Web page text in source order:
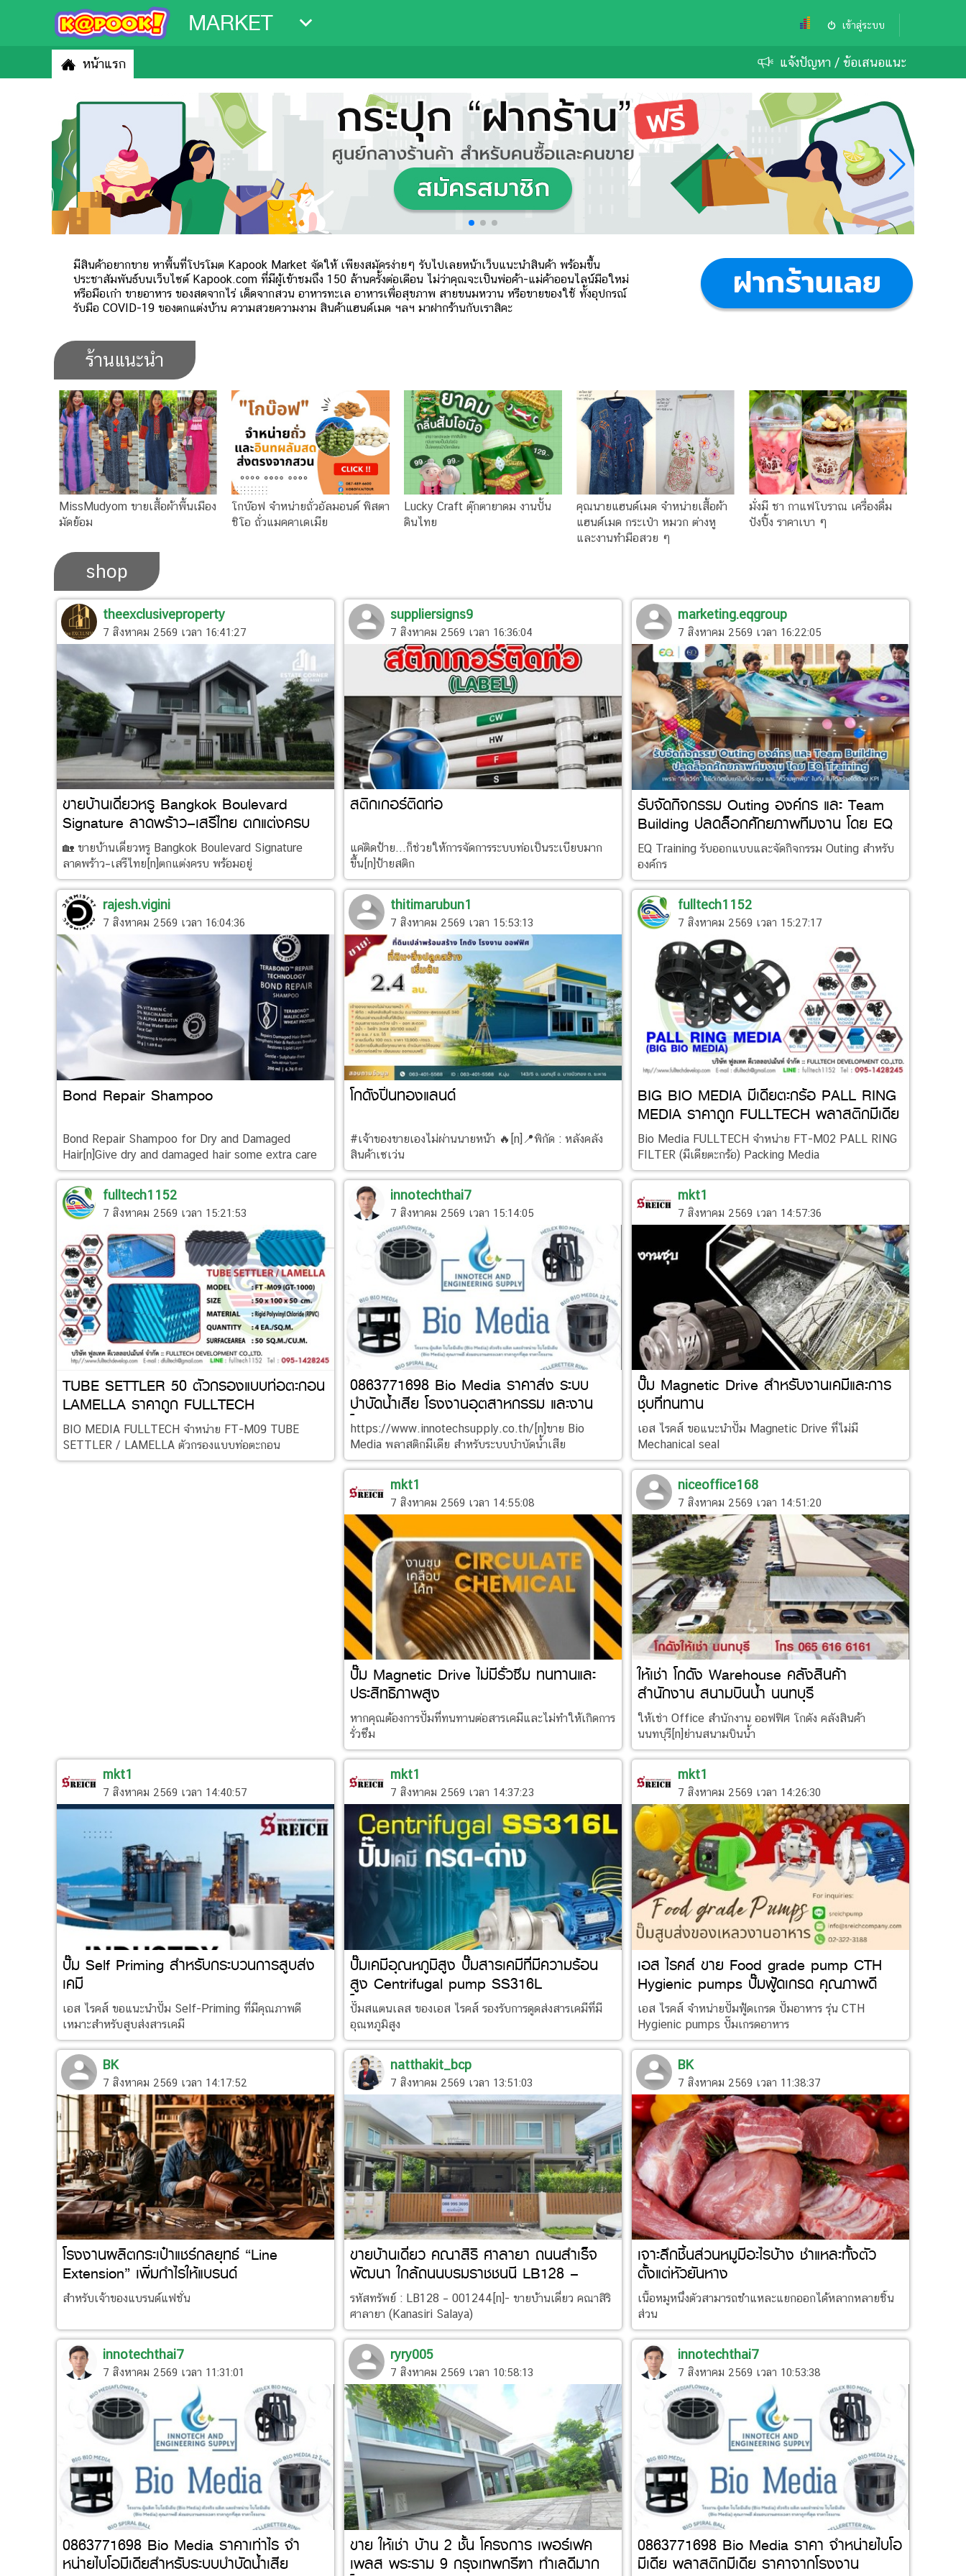
MARKET เข้าสู่ระบบ
หน้าแรก แจ้งปัญหา / ข้อเสนอแนะ
มีสินค้าอยากขาย หาพื้นที่โปรโมต Kapook Market จัดให้ เพียงสมัครง่ายๆ รับไปเลยหน้าเว็บแนะนำสินค้า พร้อมขึ้น
ประชาสัมพันธ์บนเว็บไซต์ Kapook.com ที่มีผู้เข้าชมถึง 150 ล้านครั้งต่อเดือน ไม่ว่าคุณจะเป็นพ่อค้า-แม่ค้าออนไลน์มือใหม่
หรือมือเก๋า ขายอาหาร ของสดจากไร่ เด็ดจากสวน อาหารทะเล อาหารเพื่อสุขภาพ สายขนมหวาน หรือขายของใช้ ทั้งอุปกรณ์
รับมือ COVID-19 ของตกแต่งบ้าน ความสวยความงาม สินค้าแฮนด์เมด ฯลฯ มาฝากร้านกับเราสิคะ
ร้านแนะนำ
MissMudyom ขายเสื้อผ้าพื้นเมือง
มัดย้อม
โกบ๊อฟ จำหน่ายถั่วอัลมอนด์ พิสตา
ชิโอ ถั่วแมคคาเดเมีย
Lucky Craft ตุ๊กตายาดม งานปั้น
ดินไทย
คุณนายแฮนด์เมด จำหน่ายเสื้อผ้า
แฮนด์เมด กระเป๋า หมวก ต่างหู
และงานทำมือสวย ๆ
มั่งมี ชา กาแฟโบราณ เครื่องดื่ม
ปังปิ้ง ราคาเบา ๆ
shop
theexclusiveproperty
7 สิงหาคม 2569 เวลา 16:41:27
ขายบ้านเดี่ยวหรู Bangkok Boulevard
Signature ลาดพร้าว–เสรีไทย ตกแต่งครบ
พร้อมอยู่ บ้านสุดซอย เป
🏡 ขายบ้านเดี่ยวหรู Bangkok Boulevard Signature
ลาดพร้าว–เสรีไทย[n]ตกแต่งครบ พร้อมอยู่
suppliersigns9
7 สิงหาคม 2569 เวลา 16:36:04
สติกเกอร์ติดท่อ
แค่ติดป้าย...ก็ช่วยให้การจัดการระบบท่อเป็นระเบียบมาก
ขึ้น[n]ป้ายสติก
marketing.eqgroup
7 สิงหาคม 2569 เวลา 16:22:05
รับจัดกิจกรรม Outing องค์กร และ Team
Building ปลดล็อกศักยภาพทีมงาน โดย EQ
Training
EQ Training รับออกแบบและจัดกิจกรรม Outing สำหรับ
องค์กร
rajesh.vigini
7 สิงหาคม 2569 เวลา 16:04:36
Bond Repair Shampoo
Bond Repair Shampoo for Dry and Damaged
Hair[n]Give dry and damaged hair some extra care
with a Bond Repair Shampoo designed to cleanse
gently while helping hair feel smoother, softer, and
thitimarubun1
7 สิงหาคม 2569 เวลา 15:53:13
โกดังปิ่นทองแลนด์
#เจ้าของขายเองไม่ผ่านนายหน้า 🔥[n]📍พิกัด : หลังคลัง
สินค้าเซเว่น
fulltech1152
7 สิงหาคม 2569 เวลา 15:27:17
BIG BIO MEDIA มีเดียตะกร้อ PALL RING
MEDIA ราคาถูก FULLTECH พลาสติกมีเดีย
Bio Media FULLTECH จำหน่าย FT-M02 PALL RING
FILTER (มีเดียตะกร้อ) Packing Media
fulltech1152
7 สิงหาคม 2569 เวลา 15:21:53
TUBE SETTLER 50 ตัวกรองแบบท่อตะกอน
LAMELLA ราคาถูก FULLTECH
0951428245
BIO MEDIA FULLTECH จำหน่าย FT-M09 TUBE
SETTLER / LAMELLA ตัวกรองแบบท่อตะกอน
innotechthai7
7 สิงหาคม 2569 เวลา 15:14:05
0863771698 Bio Media ราคาส่ง ระบบ
บำบัดน้ำเสีย โรงงานอุตสาหกรรม และงาน
โครงการ
https://www.innotechsupply.co.th/[n]ขาย Bio
Media พลาสติกมีเดีย สำหรับระบบบำบัดน้ำเสีย
mkt1
7 สิงหาคม 2569 เวลา 14:57:36
ปั๊ม Magnetic Drive สำหรับงานเคมีและการ
ชุบที่ทนทาน
เอส ไรคส์ ขอแนะนำปั๊ม Magnetic Drive ที่ไม่มี
Mechanical seal
mkt1
7 สิงหาคม 2569 เวลา 14:55:08
ปั๊ม Magnetic Drive ไม่มีรั่วซึม ทนทานและ
ประสิทธิภาพสูง
หากคุณต้องการปั๊มที่ทนทานต่อสารเคมีและไม่ทำให้เกิดการ
รั่วซึม
niceoffice168
7 สิงหาคม 2569 เวลา 14:51:20
ให้เช่า โกดัง Warehouse คลังสินค้า
สำนักงาน สนามบินน้ำ นนทบุรี
ให้เช่า Office สำนักงาน ออฟฟิศ โกดัง คลังสินค้า
นนทบุรี[n]ย่านสนามบินน้ำ
mkt1
7 สิงหาคม 2569 เวลา 14:40:57
ปั๊ม Self Priming สำหรับกระบวนการสูบส่ง
เคมี
เอส ไรคส์ ขอแนะนำปั๊ม Self-Priming ที่มีคุณภาพดี
เหมาะสำหรับสูบส่งสารเคมี
mkt1
7 สิงหาคม 2569 เวลา 14:37:23
ปั๊มเคมีอุณหภูมิสูง ปั๊มสารเคมีที่มีความร้อน
สูง Centrifugal pump SS316L
โทร023223188
ปั๊มสแตนเลส ของเอส ไรคส์ รองรับการดูดส่งสารเคมีที่มี
อุณหภูมิสูง
mkt1
7 สิงหาคม 2569 เวลา 14:26:30
เอส ไรคส์ ขาย Food grade pump CTH
Hygienic pumps ปั๊มฟู้ดเกรด คุณภาพดี
เอส ไรคส์ จำหน่ายปั๊มฟู้ดเกรด ปั๊มอาหาร รุ่น CTH
Hygienic pumps ปั๊มเกรดอาหาร
BK
7 สิงหาคม 2569 เวลา 14:17:52
โรงงานผลิตกระเป๋าแชร์กลยุทธ์ “Line
Extension” เพิ่มกำไรให้แบรนด์
สำหรับเจ้าของแบรนด์แฟชั่น
natthakit_bcp
7 สิงหาคม 2569 เวลา 13:51:03
ขายบ้านเดี่ยว คณาสิริ ศาลายา ถนนสำเร็จ
พัฒนา ใกล้ถนนบรมราชชนนี LB128 –
001244
รหัสทรัพย์ : LB128 – 001244[n]- ขายบ้านเดี่ยว คณาสิริ
ศาลายา (Kanasiri Salaya)
BK
7 สิงหาคม 2569 เวลา 11:38:37
เจาะลึกชิ้นส่วนหมูมีอะไรบ้าง ชำแหละทั้งตัว
ตั้งแต่หัวยันหาง
เนื้อหมูหนึ่งตัวสามารถชำแหละแยกออกได้หลากหลายชิ้น
ส่วน
innotechthai7
7 สิงหาคม 2569 เวลา 11:31:01
0863771698 Bio Media ราคาเท่าไร จำ
หน่ายไบโอมีเดียสำหรับระบบบำบัดน้ำเสีย
ryry005
7 สิงหาคม 2569 เวลา 10:58:13
ขาย ให้เช่า บ้าน 2 ชั้น โครงการ เพอร์เฟค
เพลส พระราม 9 กรุงเทพกรีฑา ทำเลดีมาก
innotechthai7
7 สิงหาคม 2569 เวลา 10:53:38
0863771698 Bio Media ราคา จำหน่ายไบโอ
มีเดีย พลาสติกมีเดีย ราคาจากโรงงาน